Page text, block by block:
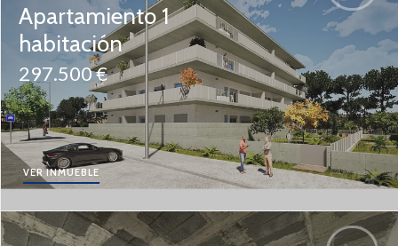
Apartamiento 1
habitación
297.500 €
VER INMUEBLE